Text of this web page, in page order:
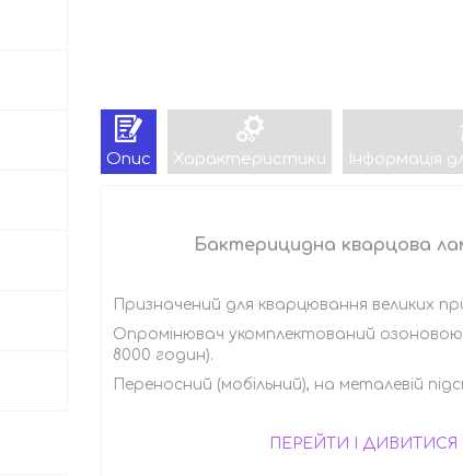
Опис Характеристики Інформація
Бактерицидна кварцова
Призначений для кварцювання великих
Опромінювач укомплектований
8000 годин).
Переносний (мобільний), на металевій
ПЕРЕЙТИ І